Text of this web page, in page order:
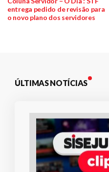
de
entrega pedido de revisão para
o novo plano dos servidores
ÚLTIMAS NOTÍCIAS